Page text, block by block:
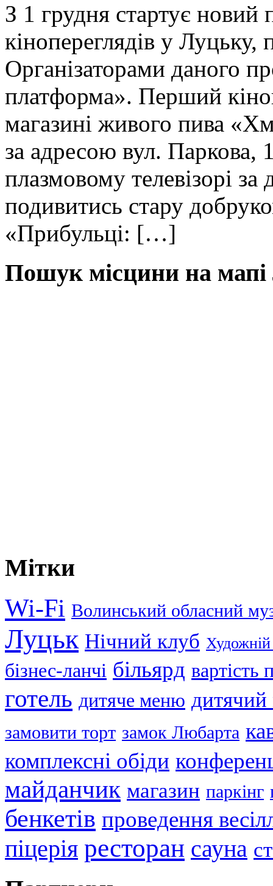
З 1 грудня стартує новий
кінопереглядів у Луцьку,
Організаторами даного
платформа». Перший
магазині живого пива
за адресою вул.
плазмовому телевізорі
подивитись стару
«Прибульці: […]
Пошук місцини на
Мітки
Wi-Fi Волинський обласний
Луцьк Нічний клуб
бізнес-ланчі більярд вартість
готель дитяче меню
замовити торт замок Любарта
комплексні обіди
майданчик магазин паркінг
бенкетів проведення
піцерія ресторан сауна